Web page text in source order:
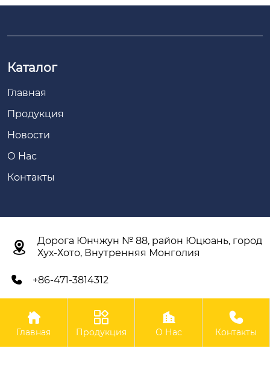
Каталог
Главная
Продукция
Новости
О Нас
Контакты

Дорога Юнчжун № 88, район Юцюань, город
Хух-Хото, Внутренняя Монголия
 +86-471-3814312
Авторское право©ООО Внутренняя Монголия Синьян
Сельскохозяйственное Оборудование

Главная

Продукция

О Нас

Контакты